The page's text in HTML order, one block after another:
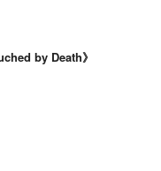
by Death》